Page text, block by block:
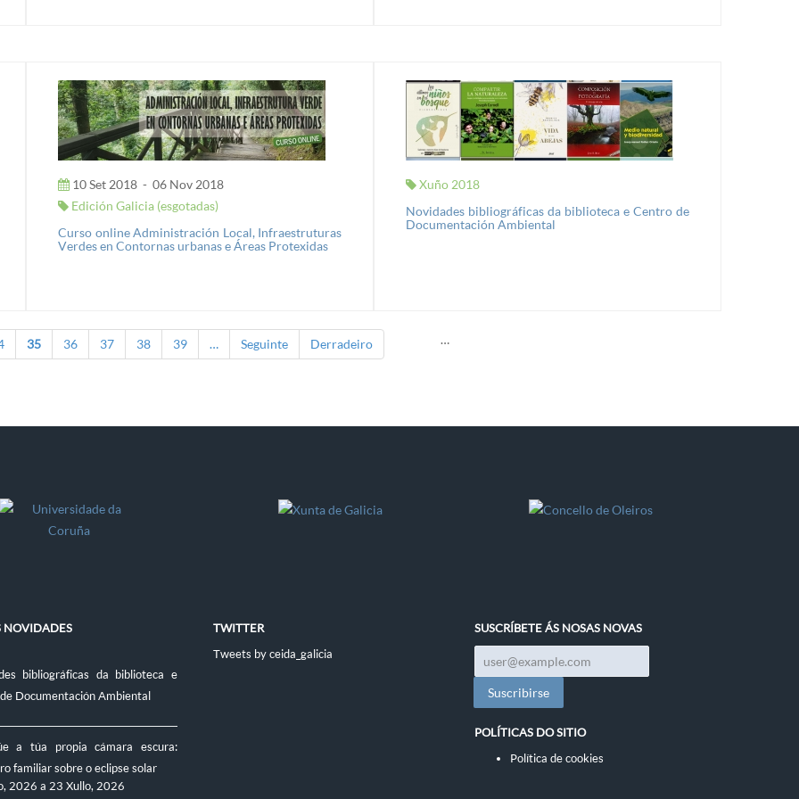
10 Set 2018 - 06 Nov 2018
Edición Galicia (esgotadas)
Curso online Administración Local, Infraestruturas
Verdes en Contornas urbanas e Áreas Protexidas
Xuño 2018
Novidades bibliográficas da biblioteca e Centro de
Documentación Ambiental
…
35 36 37 38 39 … Seguinte Derradeiro
NOVIDADES
bibliográficas da biblioteca e
Documentación Ambiental
a túa propia cámara escura:
familiar sobre o eclipse solar
2026 a 23 Xullo, 2026
TWITTER
Tweets by ceida_galicia
SUSCRÍBETE ÁS NOSAS NOVAS
POLÍTICAS DO SITIO
Política de cookies